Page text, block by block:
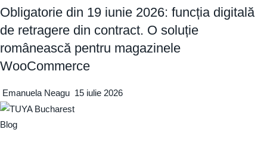
Obligatorie din 19 iunie 2026: funcția digitală
de retragere din contract. O soluție
românească pentru magazinele
WooCommerce
Emanuela Neagu 15 iulie 2026
Blog